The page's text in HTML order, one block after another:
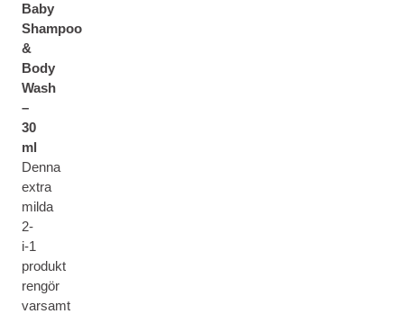
Baby
Shampoo
&
Body
Wash
–
30
ml
Denna
extra
milda
2-
i-1
produkt
rengör
varsamt